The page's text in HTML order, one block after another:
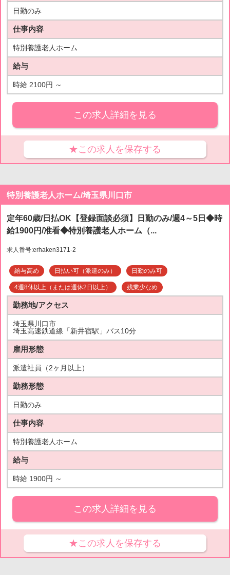
日勤のみ
仕事内容
特別養護老人ホーム
給与
時給 2100円 ～
この求人詳細を見る
★この求人を保存する
特別養護老人ホーム/埼玉県川口市
定年60歳/日払OK【登録面談必須】日勤のみ/週4～5日◆時
給1900円/准看◆特別養護老人ホーム（...
求人番号:erhaken3171-2
給与高め 日払い可（派遣のみ） 日勤のみ可
4週8休以上（または週休2日以上） 残業少なめ
勤務地/アクセス
埼玉県川口市
埼玉高速鉄道線「新井宿駅」バス10分
雇用形態
派遣社員（2ヶ月以上）
勤務形態
日勤のみ
仕事内容
特別養護老人ホーム
給与
時給 1900円 ～
この求人詳細を見る
★この求人を保存する